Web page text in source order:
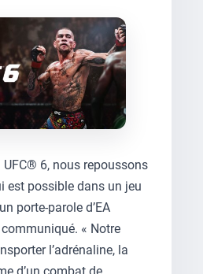
UFC® 6, nous repoussons
est possible dans un jeu
porte-parole d’EA
« Notre
l’adrénaline, la